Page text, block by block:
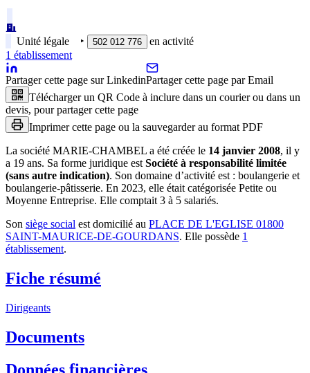
Unité légale ‣ 502 012 776
en activité
1 établissement
Partager cette page sur LinkedinPartager cette page par Email
Télécharger un QR Code à inclure dans un courier ou dans un
devis, pour partager cette page
Imprimer cette page ou la sauvegarder au format PDF
La société MARIE-CHAMBEL a été créée le 14 janvier 2008, il y
a 19 ans. Sa forme juridique est Société à responsabilité limitée
(sans autre indication). Son domaine d’activité est : boulangerie et
boulangerie-pâtisserie. En 2023, elle était catégorisée Petite ou
Moyenne Entreprise. Elle comptait 3 à 5 salariés.
Son siège social est domicilié au PLACE DE L'EGLISE 01800
SAINT-MAURICE-DE-GOURDANS. Elle possède 1
établissement.
Fiche résumé
Dirigeants
Documents
Données financières